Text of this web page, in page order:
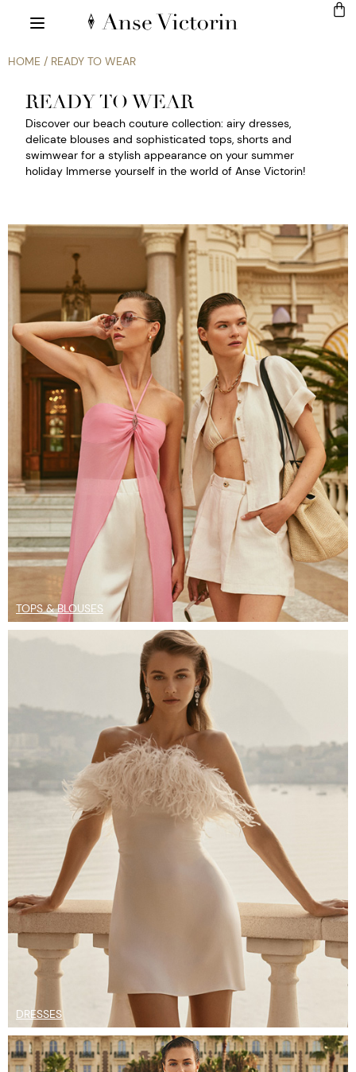
HOME / READY TO WEAR
READY TO WEAR
Discover our beach couture collection: airy dresses,
delicate blouses and sophisticated tops, shorts and
swimwear for a stylish appearance on your summer
holiday Immerse yourself in the world of Anse Victorin!
TOPS & BLOUSES
DRESSES